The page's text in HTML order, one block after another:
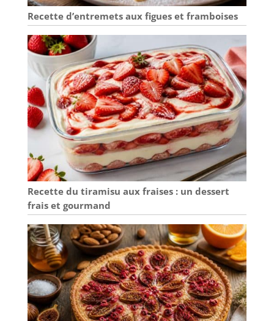
Recette d’entremets aux figues et framboises
Recette du tiramisu aux fraises : un dessert
frais et gourmand